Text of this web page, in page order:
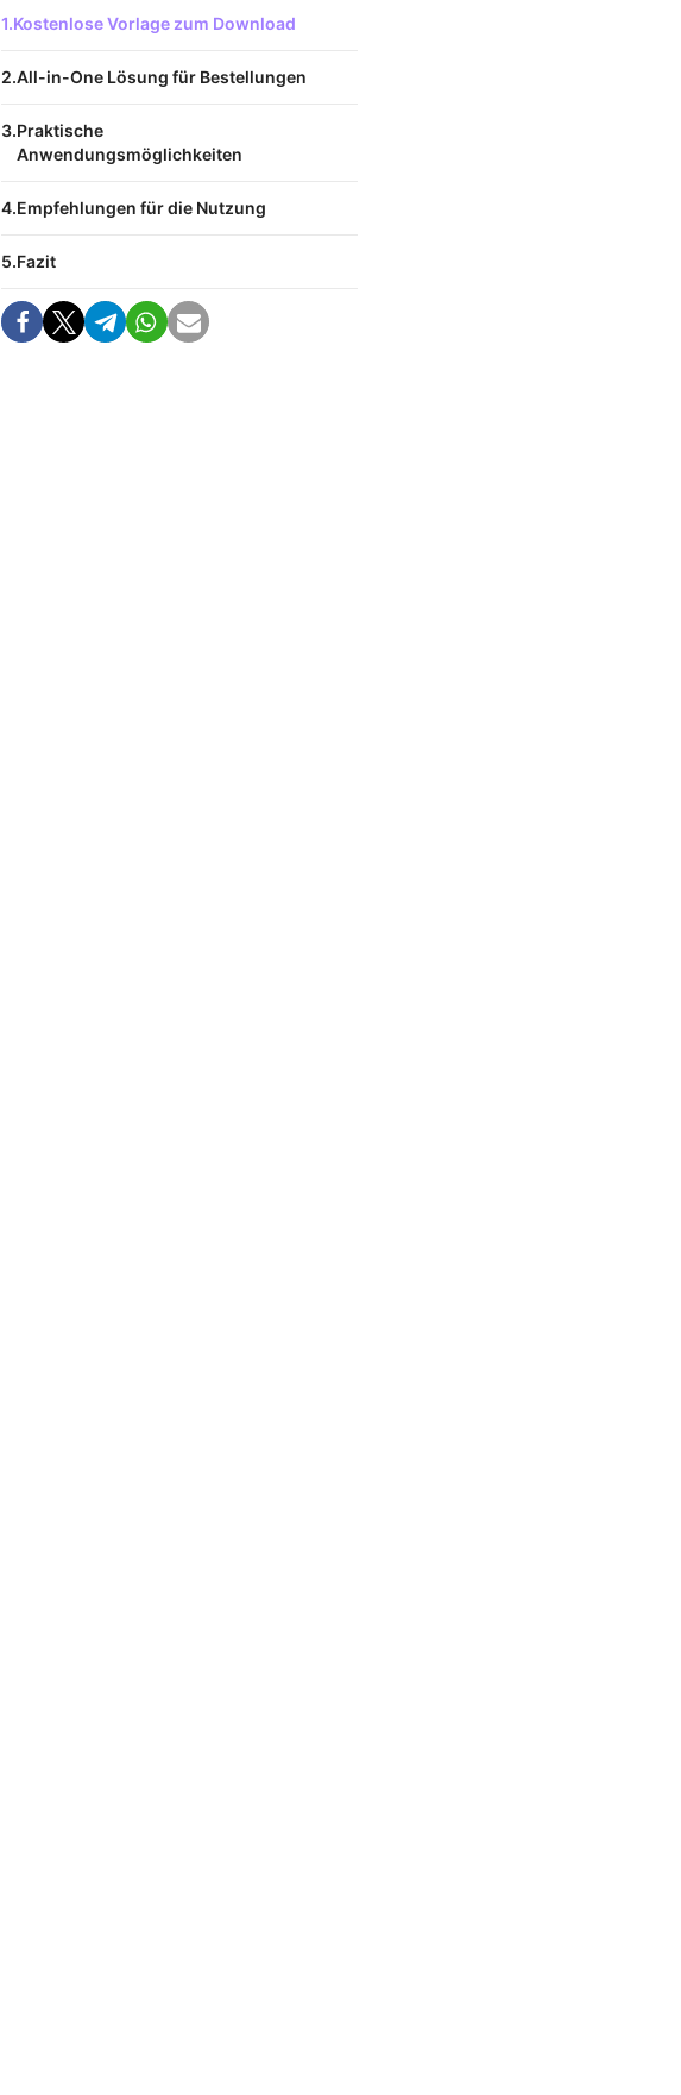
Kostenlose Vorlage zum Download
All-in-One Lösung für Bestellungen
Praktische
Anwendungsmöglichkeiten
Empfehlungen für die Nutzung
Fazit